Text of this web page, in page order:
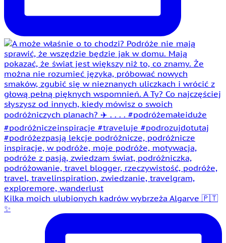
Kilka moich ulubionych kadrów wybrzeża Algarve 🇵🇹
✨